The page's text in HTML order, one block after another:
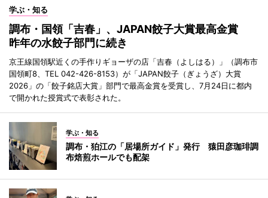
学ぶ・知る
調布・国領「吉春」、JAPAN餃子大賞最高金賞
昨年の水餃子部門に続き
京王線国領駅近くの手作りギョーザの店「吉春（よしはる）」（調布市
国領町8、TEL 042-426-8153）が「JAPAN餃子（ぎょうざ）大賞
2026」の「餃子銘店大賞」部門で最高金賞を受賞し、7月24日に都内
で開かれた授賞式で表彰された。
学ぶ・知る
調布・狛江の「居場所ガイド」発行 猿田彦珈琲調
布焙煎ホールでも配架